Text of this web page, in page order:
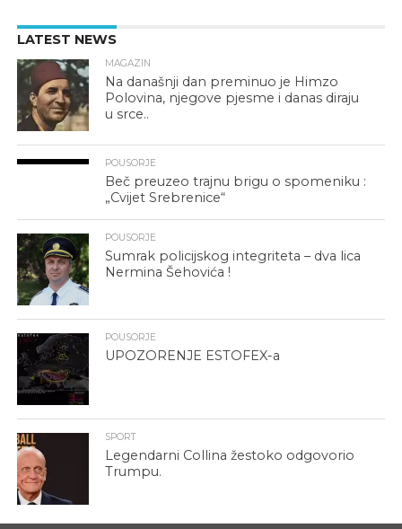
LATEST NEWS
MAGAZIN
Na današnji dan preminuo je Himzo
Polovina, njegove pjesme i danas diraju
u srce..
POUSORJE
Beč preuzeo trajnu brigu o spomeniku :
„Cvijet Srebrenice“
POUSORJE
Sumrak policijskog integriteta – dva lica
Nermina Šehovića !
POUSORJE
UPOZORENJE ESTOFEX-a
SPORT
Legendarni Collina žestoko odgovorio
Trumpu.